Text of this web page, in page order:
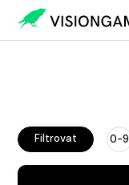
Filtrovat 0-9